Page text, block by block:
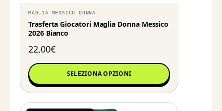
MAGLIA MESSICO DONNA
Trasferta Giocatori Maglia Donna Messico
2026 Bianco
22,00€
SELEZIONA OPZIONI